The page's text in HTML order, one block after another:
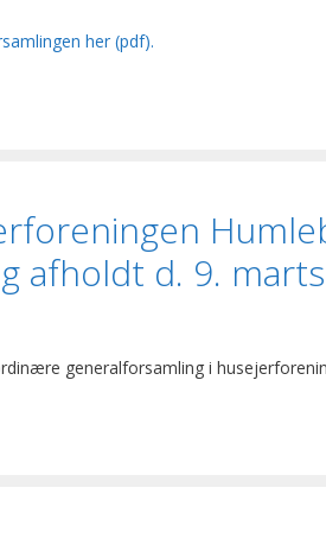
her (pdf).
afholdt d. 9.
generalforsamling i